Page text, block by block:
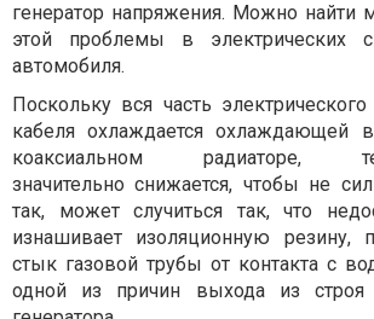
генератор напряжения. Можно найти
этой проблемы в электрических
автомобиля.
Поскольку вся часть электрического
кабеля охлаждается охлаждающей
коаксиальном радиаторе,
значительно снижается, чтобы не
так, может случиться так, что
изнашивает изоляционную резину,
стык газовой трубы от контакта с
одной из причин выхода из строя